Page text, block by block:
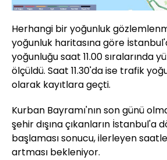
Herhangi bir yoğunluk
yoğunluk haritasına göre
yoğunluğu saat 11.00 sıralarında
ölçüldü. Saat 11.30'da ise trafik
olarak kayıtlara geçti.
Kurban Bayramı'nın son günü
şehir dışına çıkanların İstanbul'a
başlaması sonucu, ilerleyen
artması bekleniyor.